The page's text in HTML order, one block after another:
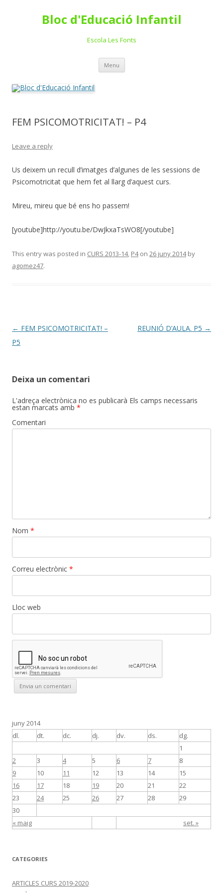
Bloc d'Educació Infantil
Escola Les Fonts
Menu Skip
content
FEM PSICOMOTRICITAT! – P4
Leave a reply
Us deixem un recull d’imatges d’algunes de les sessions de
Psicomotricitat que hem fet al llarg d’aquest curs.
Mireu, mireu que bé ens ho passem!
[youtube]http://youtu.be/DwJkxaTsWO8[/youtube]
This entry was posted in CURS 2013-14, P4on 26 juny 2014by
agomez47.
Post
navigation
← FEM PSICOMOTRICITAT! –
P5
REUNIÓ D’AULA. P5 →
Deixa un comentari
L'adreça electrònica no es publicarà Els camps necessaris
estan marcats amb *
Comentari
Nom *
Correu electrònic *
Lloc web
juny 2014
dl.
dt. dc. dj. dv. ds. dg.
« maig set. »
1
2
3 4 5 6 7
8
9
10 11 12 13 14
15
16
17 18 19 20 21
22
23
24 25 26 27 28
29
30
CATEGORIES
ARTICLES CURS 2019-2020